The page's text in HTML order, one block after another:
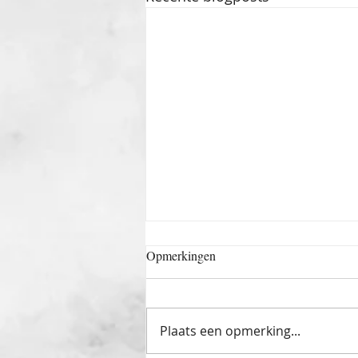
Opmerkingen
Plaats een opmerking...